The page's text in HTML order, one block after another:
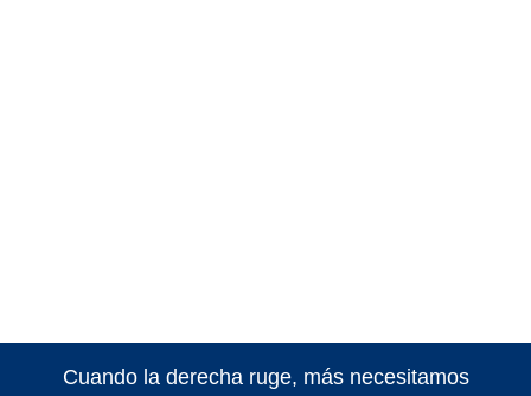
Cuando la derecha ruge, más necesitamos